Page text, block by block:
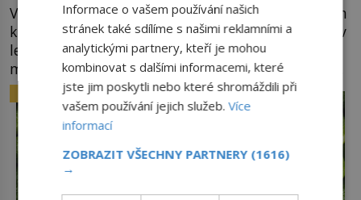
Veškeré pokusy se zmražením lidí a jejich oživením
končí (alespoň prozatím) neúspěchem. O tom, že v
ledu mohou přežít mikroorganismy i přes sto
milionů let již z vědeckých výzkumů víme. Ale že
by totální zmrazení byť na jedinou zimu přežili
nějací suchozemští obratlovci? Takto
neuvěřitelnou věc dokáže na první pohled
obyčejná žába. Skokana hnědého u […]
ZAJÍMAVOSTI
Informace o vašem používání našich
stránek také sdílíme s našimi reklamními a
analytickými partnery, kteří je mohou
kombinovat s dalšími informacemi, které
jste jim poskytli nebo které shromáždili při
vašem používání jejich služeb.Více
informací
ZOBRAZIT VŠECHNY PARTNERY (1616)
→